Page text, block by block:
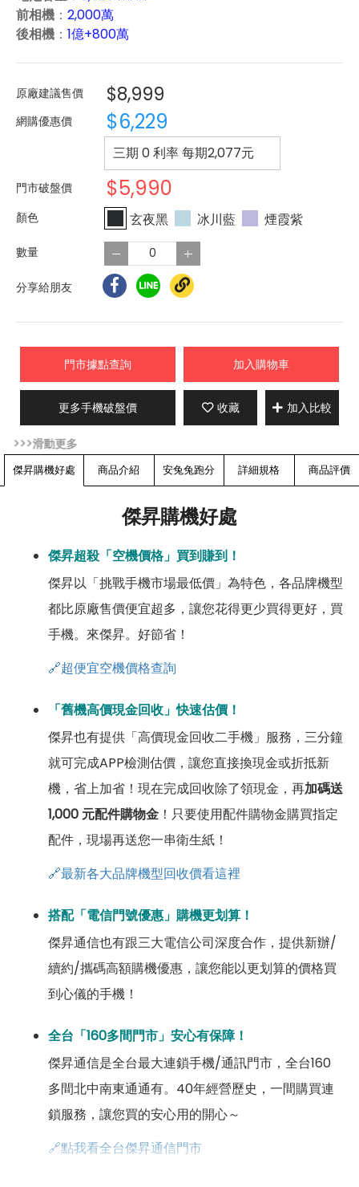
前相機 ： 2,000萬
後相機 ： 1億+800萬
原廠建議售價 $8,999
網購優惠價 $6,229
三期 0 利率 每期2,077元
門市破盤價 $5,990
玄夜黑 冰川藍 煙霞紫
分享給朋友
門市據點查詢 加入購物車
更多手機破盤價 收藏 加入比較
傑昇購機好處 商品介紹 安兔兔跑分 詳細規格 商品評價
傑昇購機好處
傑昇超殺「空機價格」買到賺到！
傑昇以「挑戰手機市場最低價」為特色，各品牌機型
都比原廠售價便宜超多，讓您花得更少買得更好，買
手機。來傑昇。好節省！
🔗超便宜空機價格查詢
「舊機高價現金回收」快速估價！
傑昇也有提供「高價現金回收二手機」服務，三分鐘
就可完成APP檢測估價，讓您直接換現金或折抵新
機，省上加省！現在完成回收除了領現金，再加碼送
1,000 元配件購物金 ！只要使用配件購物金購買指定
配件，現場再送您一串衛生紙！
🔗最新各大品牌機型回收價看這裡
搭配「電信門號優惠」購機更划算！
傑昇通信也有跟三大電信公司深度合作，提供新辦/
續約/攜碼高額購機優惠，讓您能以更划算的價格買
到心儀的手機！
全台「160多間門市」安心有保障！
傑昇通信是全台最大連鎖手機/通訊門市，全台160
多間北中南東通通有。40年經營歷史，一間購買連
鎖服務，讓您買的安心用的開心～
🔗點我看全台傑昇通信門市